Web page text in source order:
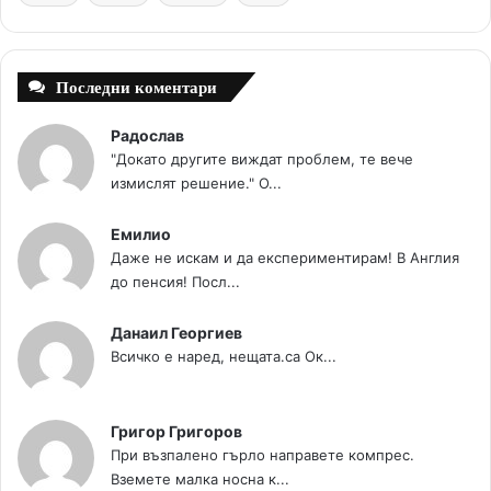
t
m
Последни коментари
Радослав
"Докато другите виждат проблем, те вече
измислят решение." О...
Емилио
Даже не искам и да експериментирам! В Англия
до пенсия! Посл...
Данаил Георгиев
Всичко е наред, нещата.са Ок...
Григор Григоров
При възпалено гърло направете компрес.
Вземете малка носна к...